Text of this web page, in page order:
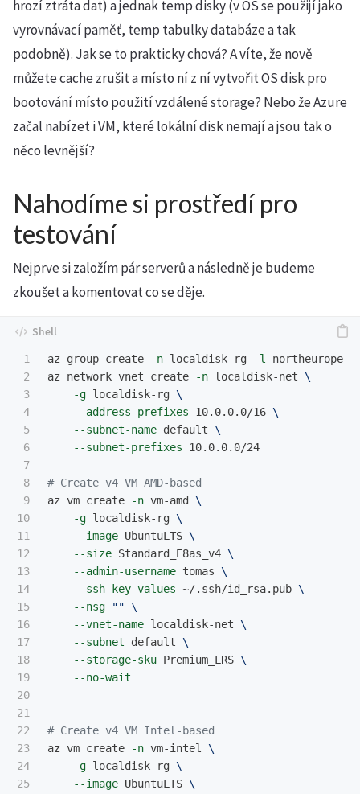
hrozí ztráta dat) a jednak temp disky (v OS se použijí jako
vyrovnávací paměť, temp tabulky databáze a tak
podobně). Jak se to prakticky chová? A víte, že nově
můžete cache zrušit a místo ní z ní vytvořit OS disk pro
bootování místo použití vzdálené storage? Nebo že Azure
začal nabízet i VM, které lokální disk nemají a jsou tak o
něco levnější?
Nahodíme si prostředí pro
testování
Nejprve si založím pár serverů a následně je budeme
zkoušet a komentovat co se děje.
1
2
3
4
5
6
7
8
9
10
11
12
13
14
15
16
17
18
19
20
21
22
23
24
25
az group create -n localdisk-rg -l
northeurope
az network vnet create
-n localdisk-net \
-g localdisk-rg \
--address-prefixes 10.0.0.0/16 \
--subnet-name default \
--subnet-prefixes 10.0.0.0/24
# Create v4 VM AMD-based
az vm create
-n vm-amd \
-g localdisk-rg \
--image UbuntuLTS \
--size Standard_E8as_v4 \
--admin-username tomas \
--ssh-key-values ~/.ssh/id_rsa.pub \
--nsg
"" \
--vnet-name localdisk-net \
--subnet default \
--storage-sku Premium_LRS \
--no-wait
# Create v4 VM Intel-based
az vm create
-n vm-intel \
-g localdisk-rg \
--image UbuntuLTS \